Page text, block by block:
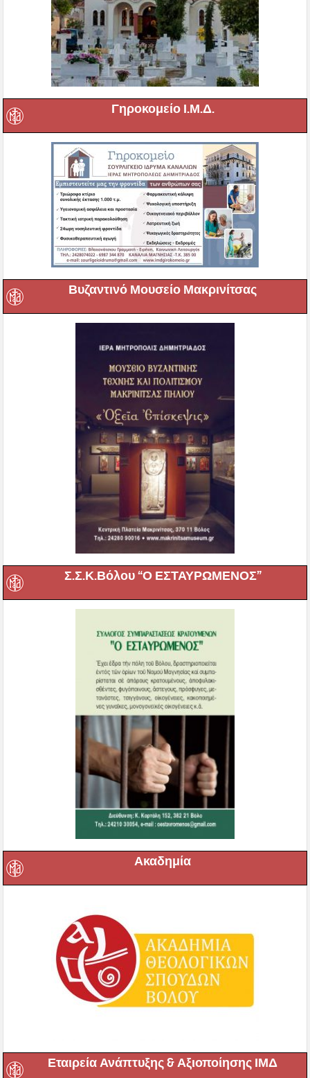
Γηροκομείο Ι.Μ.Δ.
Βυζαντινό Μουσείο Μακρινίτσας
Σ.Σ.Κ.Βόλου “Ο ΕΣΤΑΥΡΩΜΕΝΟΣ”
Ακαδημία
Εταιρεία Ανάπτυξης & Αξιοποίησης ΙΜΔ